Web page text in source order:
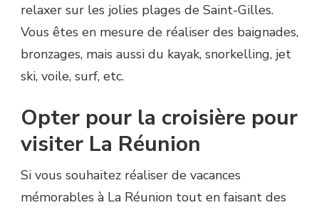
relaxer sur les jolies plages de Saint-Gilles.
Vous êtes en mesure de réaliser des baignades,
bronzages, mais aussi du kayak, snorkelling, jet
ski, voile, surf, etc.
Opter pour la croisière pour
visiter La Réunion
Si vous souhaitez réaliser de vacances
mémorables à La Réunion tout en faisant des